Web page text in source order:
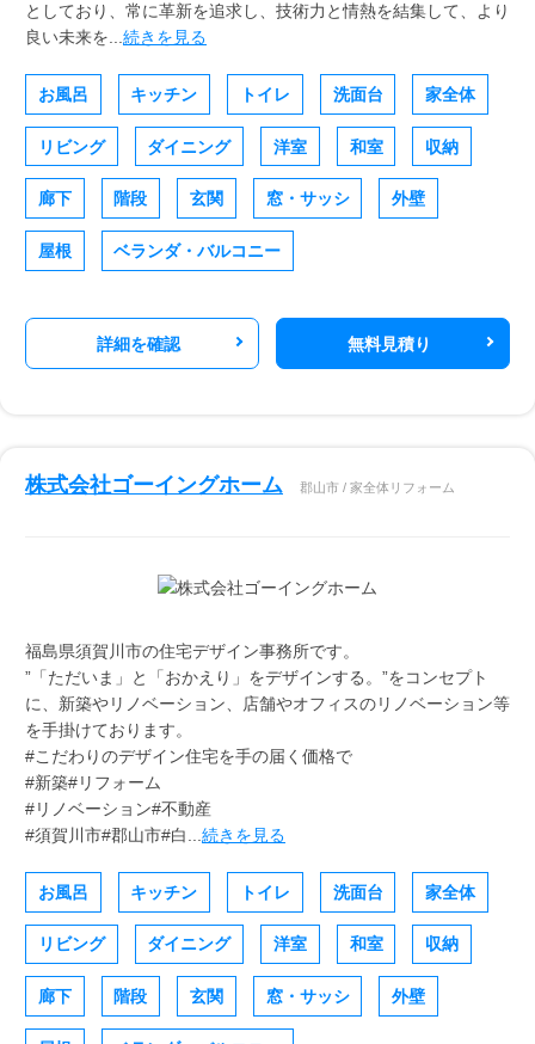
としており、常に革新を追求し、技術力と情熱を結集して、より
良い未来を...続きを見る
お風呂 キッチン トイレ 洗面台 家全体
リビング ダイニング 洋室 和室 収納
廊下 階段 玄関 窓・サッシ 外壁
屋根 ベランダ・バルコニー
詳細を確認 無料見積り
株式会社ゴーイングホーム 郡山市 / 家全体リフォーム
福島県須賀川市の住宅デザイン事務所です。
”「ただいま」と「おかえり」をデザインする。”をコンセプト
に、新築やリノベーション、店舗やオフィスのリノベーション等
を手掛けております。
#こだわりのデザイン住宅を手の届く価格で
#新築#リフォーム
#リノベーション#不動産
#須賀川市#郡山市#白...続きを見る
お風呂 キッチン トイレ 洗面台 家全体
リビング ダイニング 洋室 和室 収納
廊下 階段 玄関 窓・サッシ 外壁